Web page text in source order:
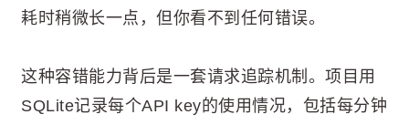
耗时稍微长一点，但你看不到任何错误。
这种容错能力背后是一套请求追踪机制。项目用
SQLite记录每个API key的使用情况，包括每分钟